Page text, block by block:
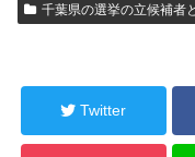
千葉県の選挙の立候補者
Twitter